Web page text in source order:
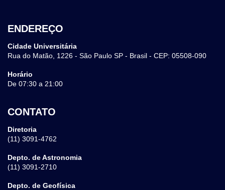
ENDEREÇO
Cidade Universitária
Rua do Matão, 1226 - São Paulo SP - Brasil - CEP: 05508-090
Horário
De 07:30 a 21:00
CONTATO
Diretoria
(11) 3091-4762
Depto. de Astronomia
(11) 3091-2710
Depto. de Geofísica